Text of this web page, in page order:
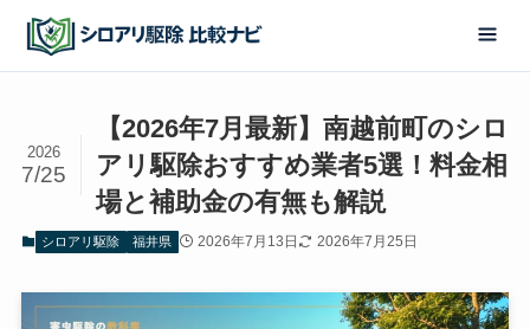
【2026年7月最新】南越前町のシロ
アリ駆除おすすめ業者5選！料金相
場と補助金の有無も解説
2026
7/25
シロアリ駆除 福井県 2026年7月13日 2026年7月25日